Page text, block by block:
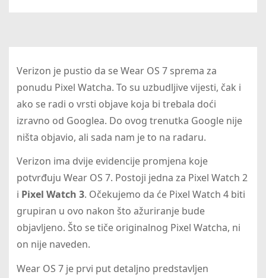
Verizon je pustio da se Wear OS 7 sprema za
ponudu Pixel Watcha. To su uzbudljive vijesti, čak i
ako se radi o vrsti objave koja bi trebala doći
izravno od Googlea. Do ovog trenutka Google nije
ništa objavio, ali sada nam je to na radaru.
Verizon ima dvije evidencije promjena koje
potvrđuju Wear OS 7. Postoji jedna za Pixel Watch 2
i Pixel Watch 3. Očekujemo da će Pixel Watch 4 biti
grupiran u ovo nakon što ažuriranje bude
objavljeno. Što se tiče originalnog Pixel Watcha, ni
on nije naveden.
Wear OS 7 je prvi put detaljno predstavljen